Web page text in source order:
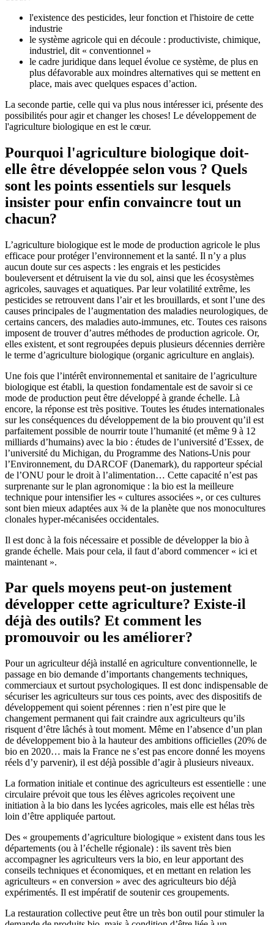
l'existence des pesticides, leur fonction et l'histoire de cette
industrie
le système agricole qui en découle : productiviste, chimique,
industriel, dit « conventionnel »
le cadre juridique dans lequel évolue ce système, de plus en
plus défavorable aux moindres alternatives qui se mettent en
place, mais avec quelques espaces d’action.
La seconde partie, celle qui va plus nous intéresser ici, présente des
possibilités pour agir et changer les choses! Le développement de
l'agriculture biologique en est le cœur.
Pourquoi l'agriculture biologique doit-
elle être développée selon vous ? Quels
sont les points essentiels sur lesquels
insister pour enfin convaincre tout un
chacun?
L’agriculture biologique est le mode de production agricole le plus
efficace pour protéger l’environnement et la santé. Il n’y a plus
aucun doute sur ces aspects : les engrais et les pesticides
bouleversent et détruisent la vie du sol, ainsi que les écosystèmes
agricoles, sauvages et aquatiques. Par leur volatilité extrême, les
pesticides se retrouvent dans l’air et les brouillards, et sont l’une des
causes principales de l’augmentation des maladies neurologiques, de
certains cancers, des maladies auto-immunes, etc. Toutes ces raisons
imposent de trouver d’autres méthodes de production agricole. Or,
elles existent, et sont regroupées depuis plusieurs décennies derrière
le terme d’agriculture biologique (organic agriculture en anglais).
Une fois que l’intérêt environnemental et sanitaire de l’agriculture
biologique est établi, la question fondamentale est de savoir si ce
mode de production peut être développé à grande échelle. Là
encore, la réponse est très positive. Toutes les études internationales
sur les conséquences du développement de la bio prouvent qu’il est
parfaitement possible de nourrir toute l’humanité (et même 9 à 12
milliards d’humains) avec la bio : études de l’université d’Essex, de
l’université du Michigan, du Programme des Nations-Unis pour
l’Environnement, du DARCOF (Danemark), du rapporteur spécial
de l’ONU pour le droit à l’alimentation… Cette capacité n’est pas
surprenante sur le plan agronomique : la bio est la meilleure
technique pour intensifier les « cultures associées », or ces cultures
sont bien mieux adaptées aux ¾ de la planète que nos monocultures
clonales hyper-mécanisées occidentales.
Il est donc à la fois nécessaire et possible de développer la bio à
grande échelle. Mais pour cela, il faut d’abord commencer « ici et
maintenant ».
Par quels moyens peut-on justement
développer cette agriculture? Existe-il
déjà des outils? Et comment les
promouvoir ou les améliorer?
Pour un agriculteur déjà installé en agriculture conventionnelle, le
passage en bio demande d’importants changements techniques,
commerciaux et surtout psychologiques. Il est donc indispensable de
sécuriser les agriculteurs sur tous ces points, avec des dispositifs de
développement qui soient pérennes : rien n’est pire que le
changement permanent qui fait craindre aux agriculteurs qu’ils
risquent d’être lâchés à tout moment. Même en l’absence d’un plan
de développement bio à la hauteur des ambitions officielles (20% de
bio en 2020… mais la France ne s’est pas encore donné les moyens
réels d’y parvenir), il est déjà possible d’agir à plusieurs niveaux.
La formation initiale et continue des agriculteurs est essentielle : une
circulaire prévoit que tous les élèves agricoles reçoivent une
initiation à la bio dans les lycées agricoles, mais elle est hélas très
loin d’être appliquée partout.
Des « groupements d’agriculture biologique » existent dans tous les
départements (ou à l’échelle régionale) : ils savent très bien
accompagner les agriculteurs vers la bio, en leur apportant des
conseils techniques et économiques, et en mettant en relation les
agriculteurs « en conversion » avec des agriculteurs bio déjà
expérimentés. Il est impératif de soutenir ces groupements.
La restauration collective peut être un très bon outil pour stimuler la